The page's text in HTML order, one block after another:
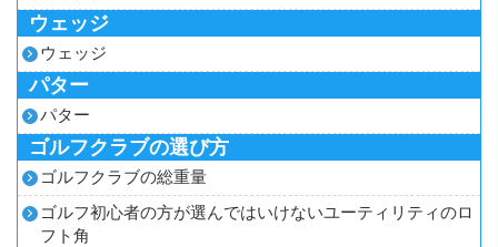
ウェッジ
ウェッジ
パター
パター
ゴルフクラブの選び方
ゴルフクラブの総重量
ゴルフ初心者の方が選んではいけないユーティリティのロ
フト角